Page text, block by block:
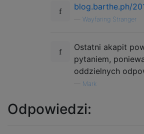
blog.barthe.ph/
Wayfaring Stranger
Ostatni akapit
pytaniem,
oddzielnych
Mark
Odpowiedzi: